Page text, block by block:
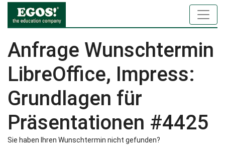
Anfrage Wunschtermin
LibreOffice, Impress:
Grundlagen für
Präsentationen #4425
Sie haben Ihren Wunschtermin nicht gefunden?